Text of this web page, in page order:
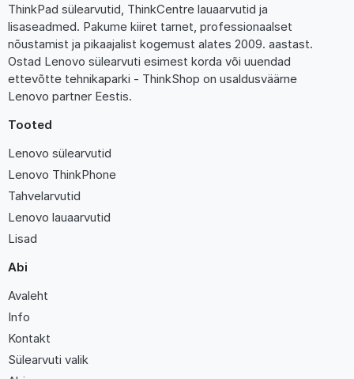
ThinkPad sülearvutid, ThinkCentre lauaarvutid ja
lisaseadmed. Pakume kiiret tarnet, professionaalset
nõustamist ja pikaajalist kogemust alates 2009. aastast.
Ostad Lenovo sülearvuti esimest korda või uuendad
ettevõtte tehnikaparki - ThinkShop on usaldusväärne
Lenovo partner Eestis.
Tooted
Lenovo sülearvutid
Lenovo ThinkPhone
Tahvelarvutid
Lenovo lauaarvutid
Lisad
Abi
Avaleht
Info
Kontakt
Sülearvuti valik